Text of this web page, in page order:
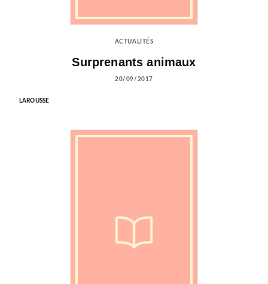
ACTUALITÉS
Surprenants animaux
20/09/2017
LAROUSSE